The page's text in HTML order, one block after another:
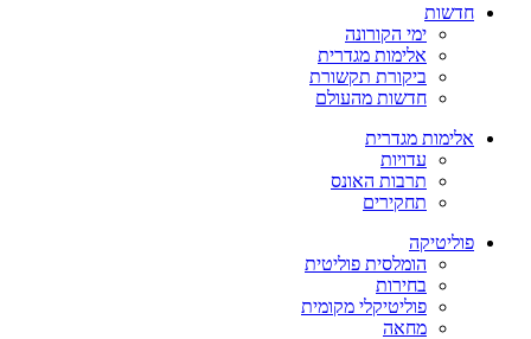
חדשות
ימי הקורונה
אלימות מגדרית
ביקורת תקשורת
חדשות מהעולם
אלימות מגדרית
עדויות
תרבות האונס
תחקירים
פוליטיקה
הומלסית פוליטית
בחירות
פוליטיקלי מקומית
מחאה